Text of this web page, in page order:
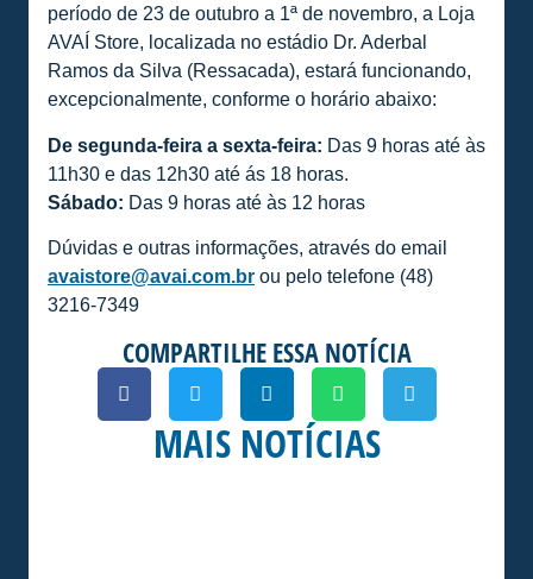
período de 23 de outubro a 1ª de novembro, a Loja
AVAÍ Store, localizada no estádio Dr. Aderbal
Ramos da Silva (Ressacada), estará funcionando,
excepcionalmente, conforme o horário abaixo:
De segunda-feira a sexta-feira: Das 9 horas até às
11h30 e das 12h30 até ás 18 horas.
Sábado: Das 9 horas até às 12 horas
Dúvidas e outras informações, através do email
avaistore@avai.com.br ou pelo telefone (48)
3216-7349
COMPARTILHE ESSA NOTÍCIA
MAIS NOTÍCIAS